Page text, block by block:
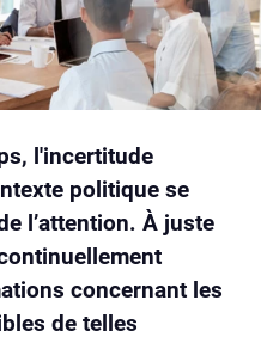
l'incertitude
politique se
l’attention. À juste
concernant les
de telles